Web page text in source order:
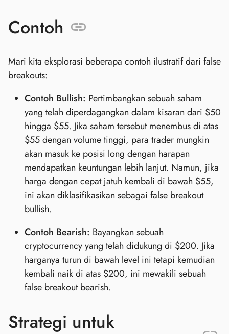
Contoh
Mari kita eksplorasi beberapa contoh ilustratif dari false
breakouts:
Contoh Bullish: Pertimbangkan sebuah saham
yang telah diperdagangkan dalam kisaran dari $50
hingga $55. Jika saham tersebut menembus di atas
$55 dengan volume tinggi, para trader mungkin
akan masuk ke posisi long dengan harapan
mendapatkan keuntungan lebih lanjut. Namun, jika
harga dengan cepat jatuh kembali di bawah $55,
ini akan diklasifikasikan sebagai false breakout
bullish.
Contoh Bearish: Bayangkan sebuah
cryptocurrency yang telah didukung di $200. Jika
harganya turun di bawah level ini tetapi kemudian
kembali naik di atas $200, ini mewakili sebuah
false breakout bearish.
Strategi untuk